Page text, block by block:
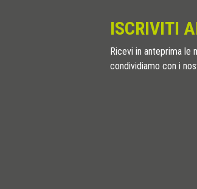
ISCRIVITI
Ricevi in anteprima le
condividiamo con i